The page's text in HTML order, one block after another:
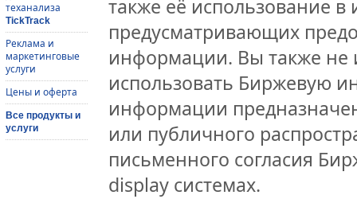
теханализа
TickTrack
Реклама и
маркетинговые
услуги
Цены и оферта
Все продукты и
услуги
также её использование
предусматривающих
информации. Вы также не
использовать Биржевую
информации
или публичного
письменного согласия
display системах.